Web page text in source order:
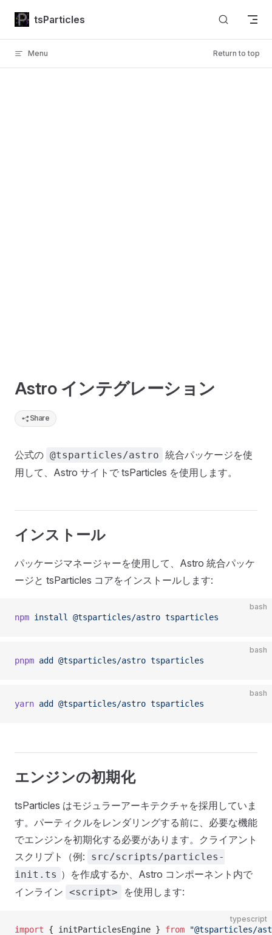
Skip to content
tsParticles
Menu Return to top
Astro インテグレーション
Share
公式の @tsparticles/astro 統合パッケージを使
用して、Astro サイトで tsParticles を使用します。
インストール
パッケージマネージャーを使用して、Astro 統合パッケ
ージと tsParticles コアをインストールします:
bash
npm install @tsparticles/astro tsparticles
bash
pnpm add @tsparticles/astro tsparticles
bash
yarn add @tsparticles/astro tsparticles
エンジンの初期化
tsParticles はモジュラーアーキテクチャを採用していま
す。パーティクルをレンダリングする前に、必要な機能
でエンジンを初期化する必要があります。クライアント
スクリプト（例:
src/scripts/particles-
init.ts ）を作成するか、Astro コンポーネント内で
インライン <script> を使用します:
typescript
import { initParticlesEngine } from "@tsparticles/